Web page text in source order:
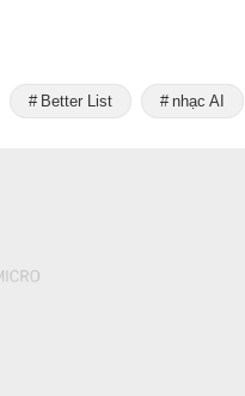
Better List nhạc AI